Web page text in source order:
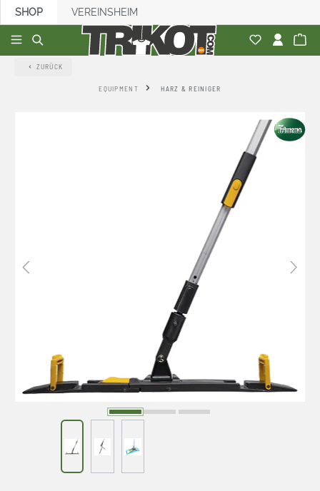
springen
SHOP VEREINSHEIM
ZURÜCK
EQUIPMENT HARZ & REINIGER